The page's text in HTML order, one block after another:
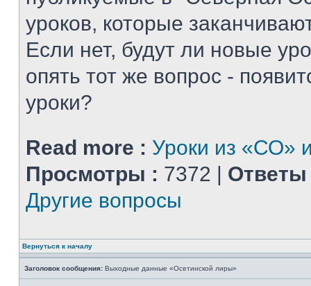
уроков, которые
Если нет, будут ли новые
опять тот же вопрос -
уроки?
Read more : Уроки из «СО»
Просмотры : 7372 | Ответы
Другие вопросы
Вернуться к началу
Заголовок сообщения: Выходные данные «Осетинской лиры»